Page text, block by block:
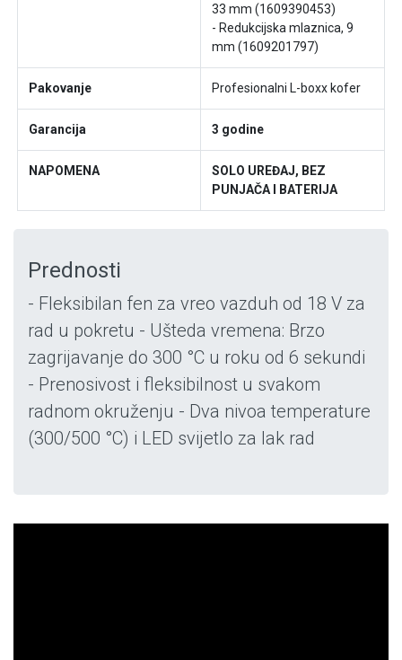
33 mm (1609390453)
- Redukcijska mlaznica, 9
mm (1609201797)
Pakovanje Profesionalni L-boxx kofer
Garancija 3 godine
NAPOMENA
SOLO UREĐAJ, BEZ
PUNJAČA I BATERIJA
Prednosti
- Fleksibilan fen za vreo vazduh od 18 V za
rad u pokretu - Ušteda vremena: Brzo
zagrijavanje do 300 °C u roku od 6 sekundi
- Prenosivost i fleksibilnost u svakom
radnom okruženju - Dva nivoa temperature
(300/500 °C) i LED svijetlo za lak rad